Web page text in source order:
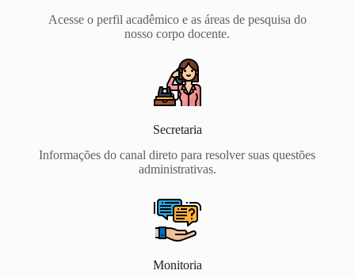
Acesse o perfil acadêmico e as áreas de pesquisa do
nosso corpo docente.
Secretaria
Informações do canal direto para resolver suas questões
administrativas.
Monitoria